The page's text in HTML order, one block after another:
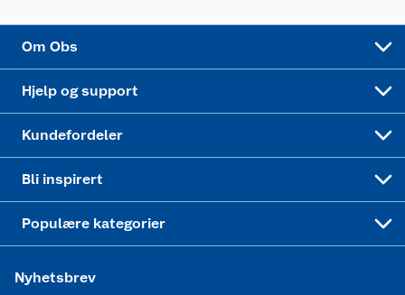
Om Obs
Hjelp og support
Kundefordeler
Bli inspirert
Populære kategorier
Nyhetsbrev